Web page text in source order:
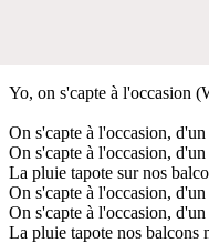
Yo, on s'capte à l'occasion
On s'capte à l'occasion,
On s'capte à l'occasion,
La pluie tapote sur nos
On s'capte à l'occasion,
On s'capte à l'occasion,
La pluie tapote nos balcons